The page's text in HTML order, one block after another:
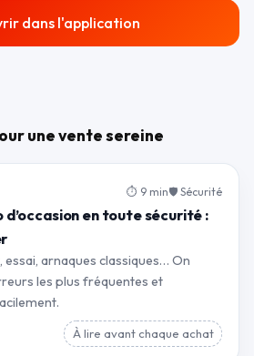
dans l'application
une vente sereine
⏱ 9 min🛡 Sécurité
en toute sécurité :
arnaques classiques… On
les plus fréquentes et
À lire avant chaque achat